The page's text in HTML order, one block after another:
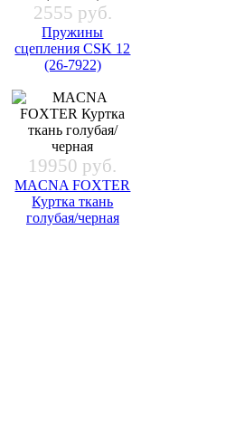
2555 руб.
Пружины
сцепления CSK 12
(26-7922)
19950 руб.
MACNA FOXTER
Куртка ткань
голубая/черная